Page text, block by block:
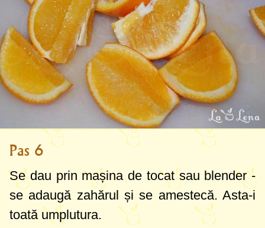
Pas 6
Se dau prin mașina de tocat sau blender -
se adaugă zahărul și se amestecă. Asta-i
toată umplutura.